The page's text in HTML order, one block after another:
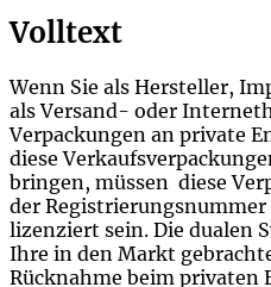
Volltext
Wenn Sie als Hersteller,
als Versand- oder
Verpackungen an private
diese
bringen, müssen diese
der Registrierungsnummer
lizenziert sein. Die dualen
Ihre in den Markt
Rücknahme beim privaten